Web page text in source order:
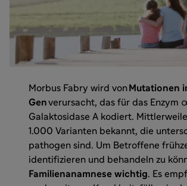
Morbus Fabry wird von Mutationen
Genverursacht, das für das Enzym
Galaktosidase A kodiert.
1.000 Varianten bekannt, die
pathogen sind. Um Betroffene
identifizieren und behandeln zu
Familienanamnese wichtig. Es